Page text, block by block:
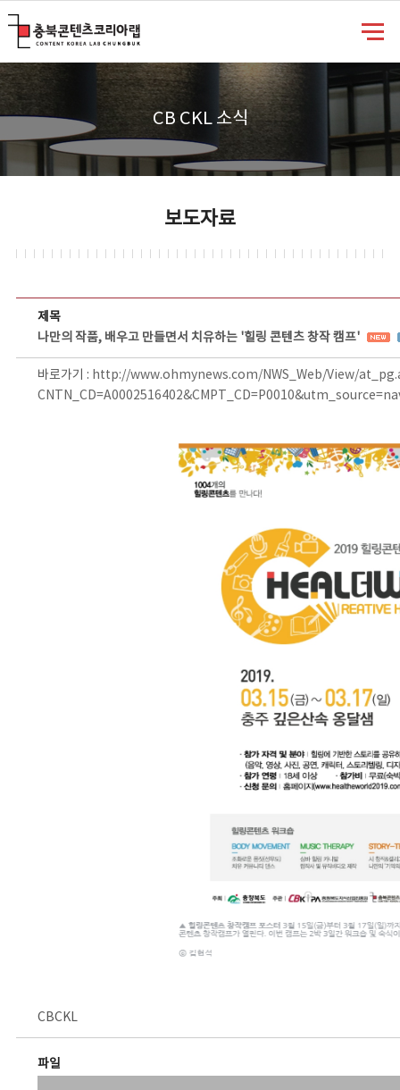
CB CKL 소식
보도자료
제목
나만의 작품, 배우고 만들면서 치유하는 '힐링 콘텐츠 창작 캠프'
바로가기 : http://www.ohmynews.com/NWS_Web/View/
CBCKL
파일